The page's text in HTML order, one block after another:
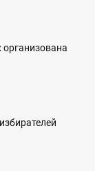
организована